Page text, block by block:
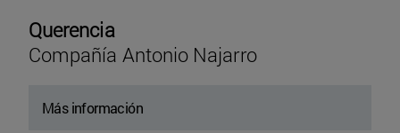
Querencia
Compañía Antonio Najarro
Más información